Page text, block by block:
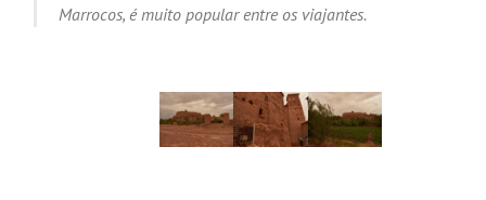
Marrocos, é muito popular entre os viajantes.